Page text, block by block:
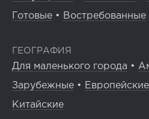
Готовые • Востребованные
ГЕОГРАФИЯ
Для маленького города •
Зарубежные • Европейские
Китайские